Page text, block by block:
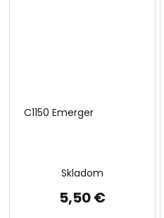
C1150 Emerger
Skladom
5,50 €